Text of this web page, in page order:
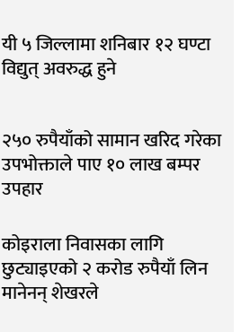
यी ५ जिल्लामा शनिबार १२ घण्टा
विद्युत् अवरुद्ध हुने
२५० रुपैयाँको सामान खरिद गरेका
उपभोक्ताले पाए १० लाख बम्पर
उपहार
कोइराला निवासका लागि
छुट्याइएको २ करोड रुपैयाँ लिन
मानेनन् शेखरले